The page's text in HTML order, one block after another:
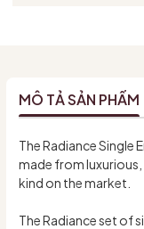
MÔ TẢ SẢN PHẨM
The Radiance
made from
kind on the market.
The Radiance set of